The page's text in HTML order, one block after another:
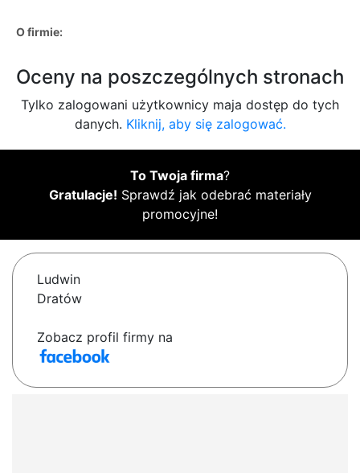
O firmie:
Oceny na poszczególnych stronach
Tylko zalogowani użytkownicy maja dostęp do tych
danych. Kliknij, aby się zalogować.
To Twoja firma?
Gratulacje! Sprawdź jak odebrać materiały
promocyjne!
Ludwin
Dratów
Zobacz profil firmy na